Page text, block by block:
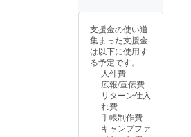
ひ、こ
の特別
な航海
へご一
緒しま
しょ
う！
る香り
ととも
に、感
情や意
識、行
動を整
える時
間をお
届けし
ます。
「今の
てみた
2026年
の時代
の変化
に向け
て、自
分軸を
育てた
格も視
野に入
マルチ
マーケ
ティン
グ）目
的の利
用はご
遠慮い
ただい
ます。
手帳内
は制作
で調整
いたし
ます。
＊手帳
のお届
けは
2025年
定で
す。手
介いた
す。
※MLM
（マル
チレベ
ルマー
ケティ
ング）
利用は
ご遠慮
支援金の使い道
集まった支援金
は以下に使用す
る予定です。
人件費
広報/宣伝費
リターン仕入
れ費
手帳制作費
キャンプファ